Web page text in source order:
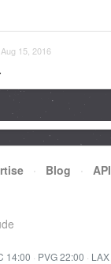
Aug 15, 2016
· Blog · API
14:00 · PVG 22:00 ·